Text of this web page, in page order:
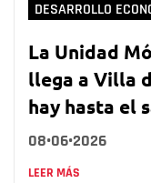
DESARROLLO
La Unidad
llega a Villa
hay hasta el
08•06•2026
LEER MÁS